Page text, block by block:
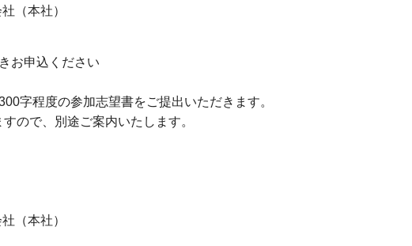
（本社）
お申込ください
字程度の参加志望書をご提出いただきます。
ので、別途ご案内いたします。
（本社）